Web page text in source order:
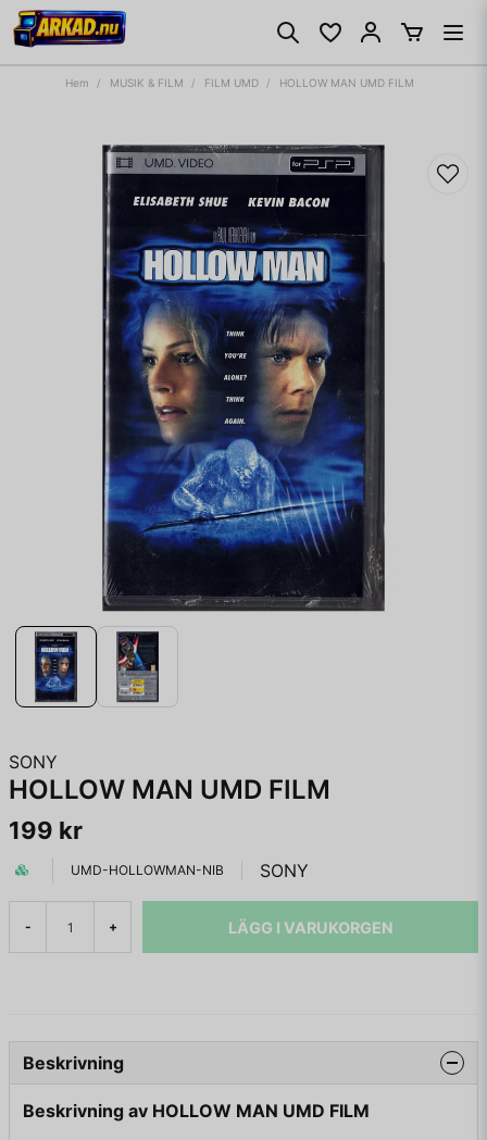
Hem MUSIK & FILM FILM UMD HOLLOW MAN UMD FILM
SONY
HOLLOW MAN UMD FILM
199 kr
UMD-HOLLOWMAN-NIB SONY
- + LÄGG I VARUKORGEN
Beskrivning
Beskrivning av HOLLOW MAN UMD FILM